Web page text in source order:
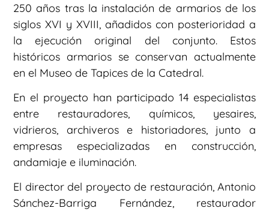
250 años tras la instalación de armarios de los
siglos XVI y XVIII, añadidos con posterioridad a
la ejecución original del conjunto. Estos
históricos armarios se conservan actualmente
en el Museo de Tapices de la Catedral.
En el proyecto han participado 14 especialistas
entre restauradores, químicos, yesaires,
vidrieros, archiveros e historiadores, junto a
empresas especializadas en construcción,
andamiaje e iluminación.
El director del proyecto de restauración, Antonio
Sánchez-Barriga Fernández, restaurador